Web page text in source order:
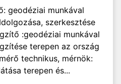
geodéziai munkával
szerkesztése
:geodéziai munkával
terepen az ország
technikus, mérnök:
terepen és...